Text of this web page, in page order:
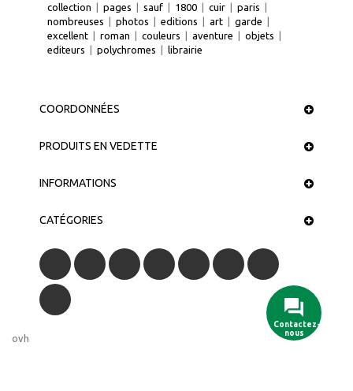
collection | pages | sauf | 1800 | cuir | paris |
nombreuses | photos | editions | art | garde |
excellent | roman | couleurs | aventure | objets |
editeurs | polychromes | librairie
COORDONNÉES
PRODUITS EN VEDETTE
INFORMATIONS
CATÉGORIES
Contactez-
nous
ovh